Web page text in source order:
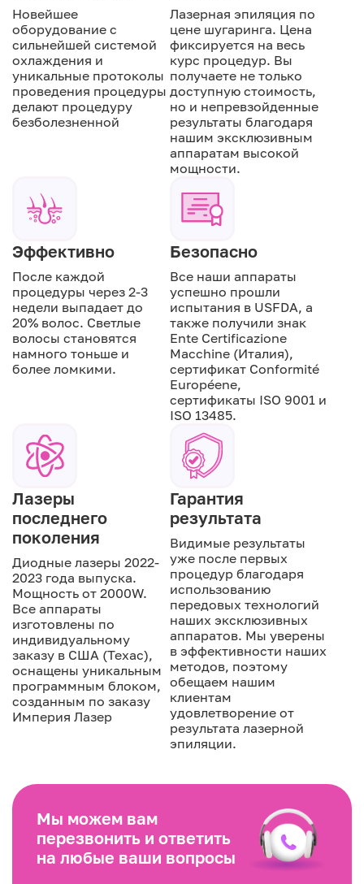
Новейшее
оборудование с
сильнейшей системой
охлаждения и
уникальные протоколы
проведения процедуры
делают процедуру
безболезненной
Лазерная эпиляция по
цене шугаринга. Цена
фиксируется на весь
курс процедур. Вы
получаете не только
доступную стоимость,
но и непревзойденные
результаты благодаря
нашим эксклюзивным
аппаратам высокой
мощности.
Эффективно
После каждой
процедуры через 2-3
недели выпадает до
20% волос. Светлые
волосы становятся
намного тоньше и
более ломкими.
Безопасно
Все наши аппараты
успешно прошли
испытания в USFDA, а
также получили знак
Ente Certificazione
Macchine (Италия),
сертификат Conformité
Européene,
сертификаты ISO 9001 и
ISO 13485.
Лазеры
последнего
поколения
Диодные лазеры 2022-
2023 года выпуска.
Мощность от 2000W.
Все аппараты
изготовлены по
индивидуальному
заказу в США (Техас),
оснащены уникальным
программным блоком,
созданным по заказу
Империя Лазер
Гарантия
результата
Видимые результаты
уже после первых
процедур благодаря
использованию
передовых технологий
наших эксклюзивных
аппаратов. Мы уверены
в эффективности наших
методов, поэтому
обещаем нашим
клиентам
удовлетворение от
результата лазерной
эпиляции.
Мы можем вам
перезвонить и ответить
на любые ваши вопросы